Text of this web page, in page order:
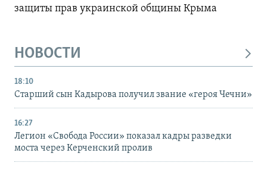
защиты прав украинской общины Крыма
НОВОСТИ
18:10
Старший сын Кадырова получил звание «героя Чечни»
16:27
Легион «Свобода России» показал кадры разведки
моста через Керченский пролив